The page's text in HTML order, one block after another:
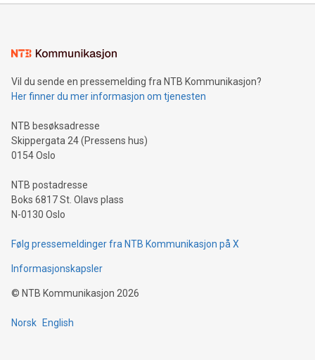
Vil du sende en pressemelding fra NTB Kommunikasjon?
Her finner du mer informasjon om tjenesten
NTB besøksadresse
Skippergata 24 (Pressens hus)
0154 Oslo
NTB postadresse
Boks 6817 St. Olavs plass
N-0130 Oslo
Følg pressemeldinger fra NTB Kommunikasjon på X
Informasjonskapsler
© NTB Kommunikasjon 2026
Norsk English